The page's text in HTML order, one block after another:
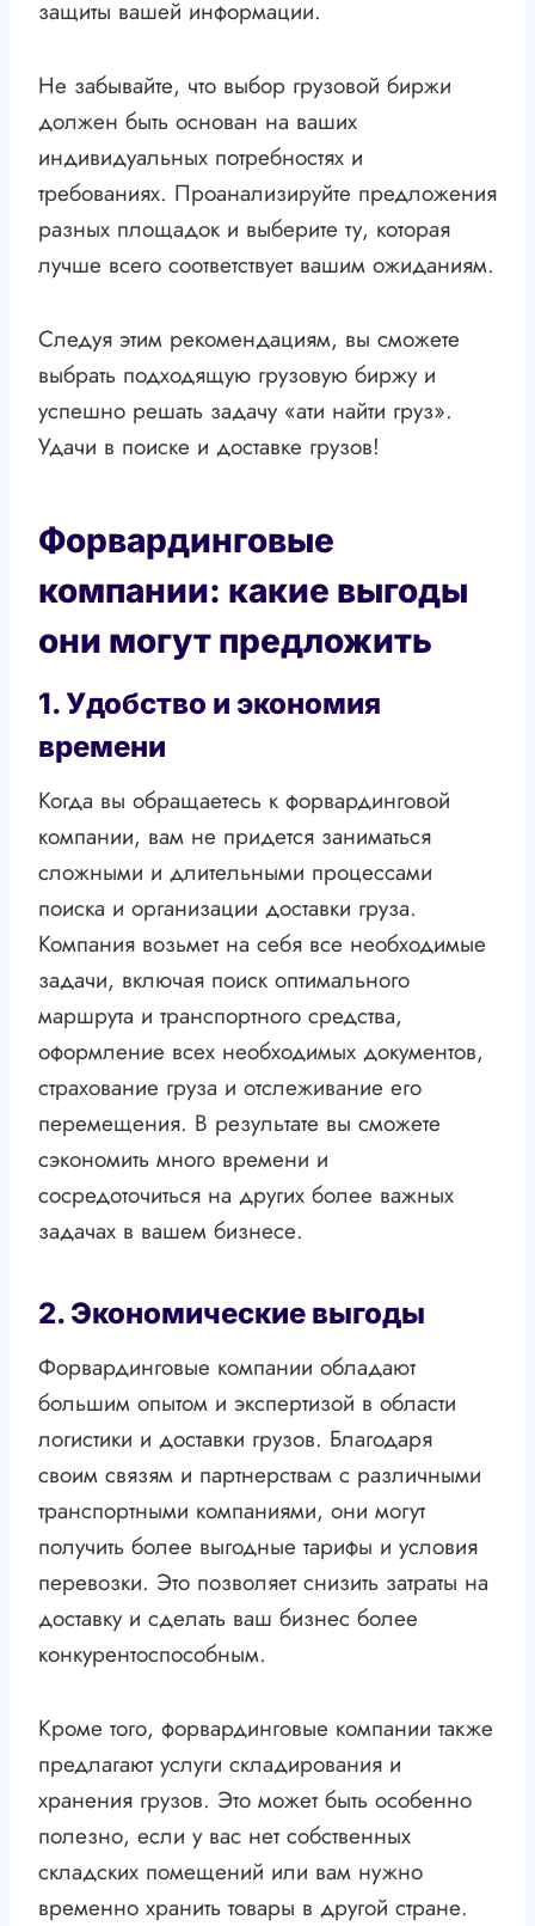
защиты вашей информации.
Не забывайте, что выбор грузовой биржи
должен быть основан на ваших
индивидуальных потребностях и
требованиях. Проанализируйте предложения
разных площадок и выберите ту, которая
лучше всего соответствует вашим ожиданиям.
Следуя этим рекомендациям, вы сможете
выбрать подходящую грузовую биржу и
успешно решать задачу «ати найти груз».
Удачи в поиске и доставке грузов!
Форвардинговые
компании: какие выгоды
они могут предложить
1. Удобство и экономия
времени
Когда вы обращаетесь к форвардинговой
компании, вам не придется заниматься
сложными и длительными процессами
поиска и организации доставки груза.
Компания возьмет на себя все необходимые
задачи, включая поиск оптимального
маршрута и транспортного средства,
оформление всех необходимых документов,
страхование груза и отслеживание его
перемещения. В результате вы сможете
сэкономить много времени и
сосредоточиться на других более важных
задачах в вашем бизнесе.
2. Экономические выгоды
Форвардинговые компании обладают
большим опытом и экспертизой в области
логистики и доставки грузов. Благодаря
своим связям и партнерствам с различными
транспортными компаниями, они могут
получить более выгодные тарифы и условия
перевозки. Это позволяет снизить затраты на
доставку и сделать ваш бизнес более
конкурентоспособным.
Кроме того, форвардинговые компании также
предлагают услуги складирования и
хранения грузов. Это может быть особенно
полезно, если у вас нет собственных
складских помещений или вам нужно
временно хранить товары в другой стране.